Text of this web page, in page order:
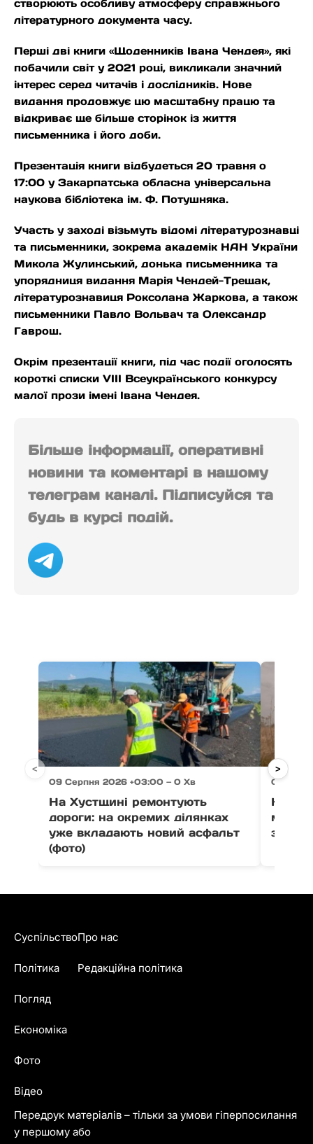
створюють особливу атмосферу справжнього
літературного документа часу.
Перші дві книги «Щоденників Івана Чендея», які
побачили світ у 2021 році, викликали значний
інтерес серед читачів і дослідників. Нове
видання продовжує цю масштабну працю та
відкриває ще більше сторінок із життя
письменника і його доби.
Презентація книги відбудеться 20 травня о
17:00 у Закарпатська обласна універсальна
наукова бібліотека ім. Ф. Потушняка.
Участь у заході візьмуть відомі літературознавці
та письменники, зокрема академік НАН України
Микола Жулинський, донька письменника та
упорядниця видання Марія Чендей-Трещак,
літературознавиця Роксолана Жаркова, а також
письменники Павло Вольвач та Олександр
Гаврош.
Окрім презентації книги, під час події оголосять
короткі списки VIII Всеукраїнського конкурсу
малої прози імені Івана Чендея.
Більше інформації, оперативні
новини та коментарі в нашому
телеграм каналі. Підписуйся та
будь в курсі подій.
09 Серпня 2026 +03:00 — 0 Хв
На Хустщині ремонтують
дороги: на окремих ділянках
уже вкладають новий асфальт
(фото)
09
На
< >
Передрук матеріалів – тільки за умови гіперпосилання
у першому або
Суспільство
Політика
Погляд
Економіка
Фото
Відео
Про нас
Редакційна політика